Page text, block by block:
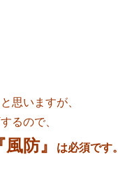
思いますが、
るので、
風防』 は必須です。